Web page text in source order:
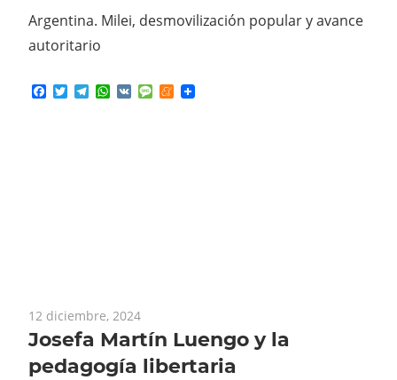
Argentina. Milei, desmovilización popular y avance
autoritario
Facebook
TwitterTelegram
WhatsApp
VK MessageMeneame
12 diciembre, 2024
Josefa Martín Luengo y la
pedagogía libertaria